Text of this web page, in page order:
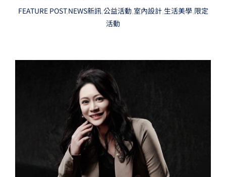
FEATURE POST,NEWS新訊,公益活動,室內設計,生活美學,限定
活動